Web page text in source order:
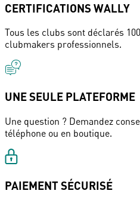
CERTIFICATIONS WALLY
Tous les clubs sont déclarés
clubmakers professionnels.
UNE SEULE PLATEFORME
Une question ? Demandez
téléphone ou en boutique.
PAIEMENT SÉCURISÉ